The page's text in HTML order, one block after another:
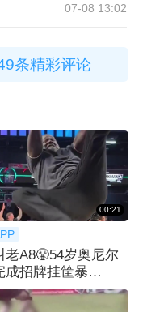
07-08 13:02
条精彩评论
00:21
老A8😤54岁奥尼尔
成招牌挂筐暴
！